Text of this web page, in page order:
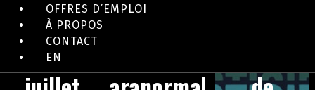
OFFRES D’EMPLOI
À PROPOS
CONTACT
EN
DOCUMENTAIRE
Un 3